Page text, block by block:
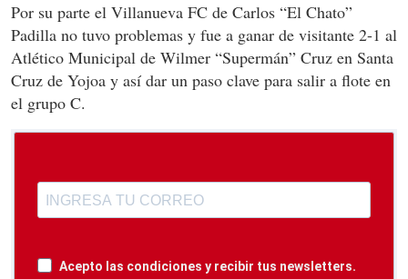
Por su parte el Villanueva FC de Carlos “El Chato”
Padilla no tuvo problemas y fue a ganar de visitante 2-1 al
Atlético Municipal de Wilmer “Supermán” Cruz en Santa
Cruz de Yojoa y así dar un paso clave para salir a flote en
el grupo C.
Acepto las condiciones y recibir tus newsletters.